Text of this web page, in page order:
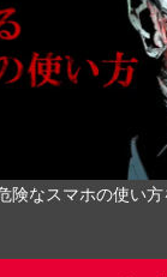
険なスマホの使い